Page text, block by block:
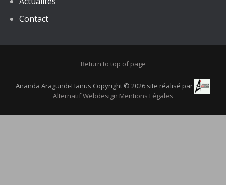
Contact
Return to top of page
Ananda Aragundi-Hanus Copyright © 2026 site réalisé par
Alternatif Webdesign Mentions Légales